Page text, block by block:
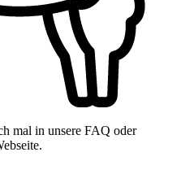
mal in unsere FAQ oder